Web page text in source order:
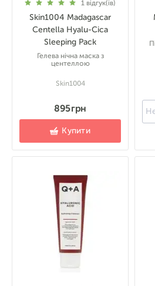
1 відгук(ів)
Skin1004 Madagascar
Centella Hyalu-Cica
Sleeping Pack
Гелева нічна маска з
центеллою
Skin1004
895 грн
Купити